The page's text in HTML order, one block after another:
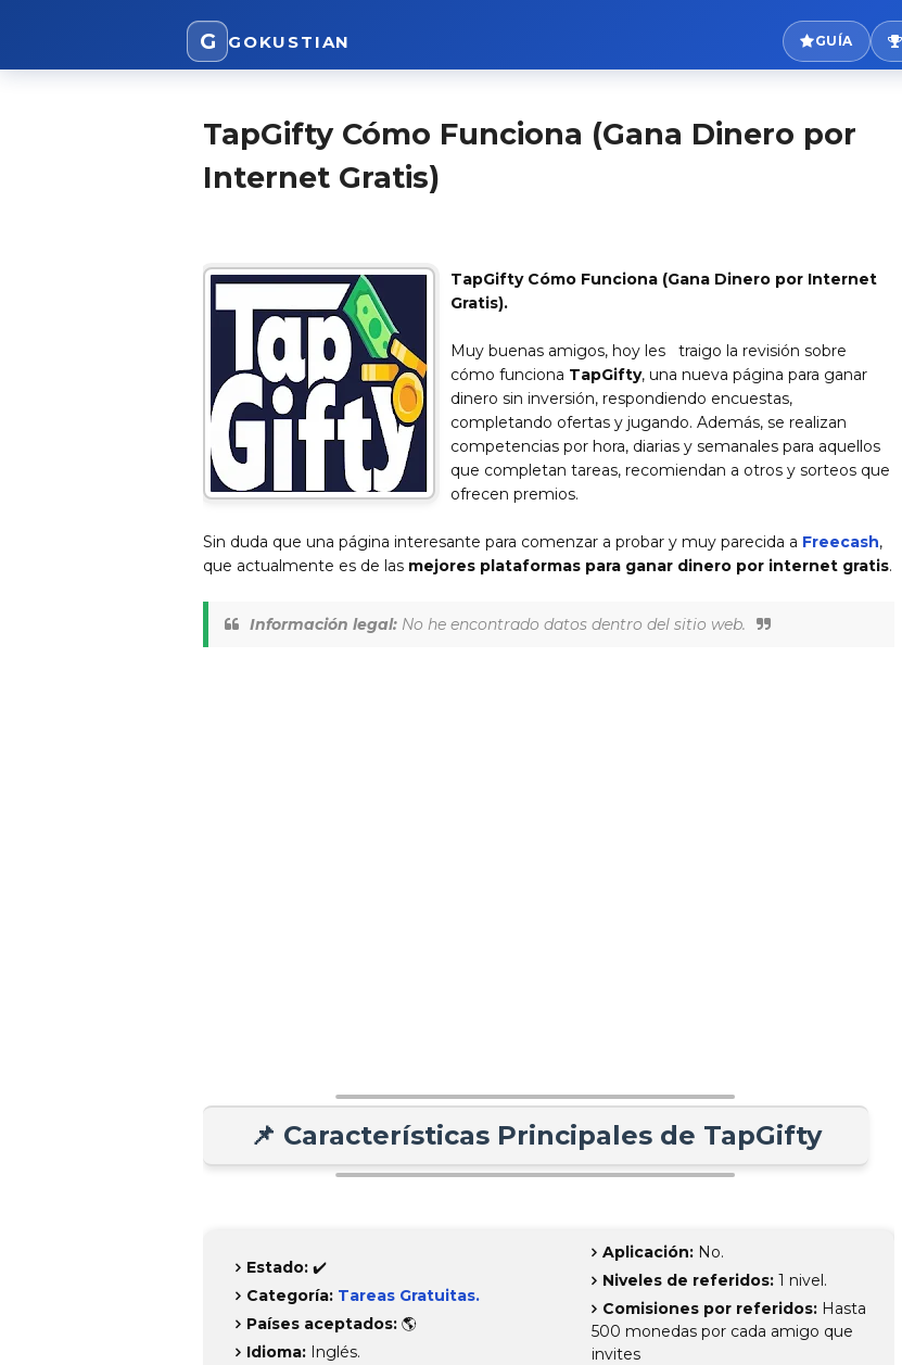
G GOKUSTIAN GUÍA
TapGifty Cómo Funciona (Gana Dinero por
Internet Gratis)
TapGifty Cómo Funciona (Gana Dinero por Internet
Gratis).
Muy buenas amigos, hoy les traigo la revisión sobre
cómo funciona TapGifty, una nueva página para ganar
dinero sin inversión, respondiendo encuestas,
completando ofertas y jugando. Además, se realizan
competencias por hora, diarias y semanales para aquellos
que completan tareas, recomiendan a otros y sorteos que
ofrecen premios.
Sin duda que una página interesante para comenzar a probar y muy parecida a Freecash,
que actualmente es de las mejores plataformas para ganar dinero por internet gratis.
Información legal: No he encontrado datos dentro del sitio web.
📌 Características Principales de TapGifty
Estado: ✔️
Categoría: Tareas Gratuitas.
Países aceptados: 🌎
Idioma: Inglés.
Aplicación: No.
Niveles de referidos:1 nivel.
Comisiones por referidos: Hasta
500 monedas por cada amigo que
invites